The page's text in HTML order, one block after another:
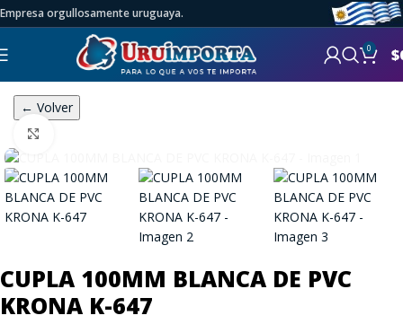
Empresa orgullosamente uruguaya.
0 $
← Volver
CUPLA 100MM BLANCA DE PVC
KRONA K-647